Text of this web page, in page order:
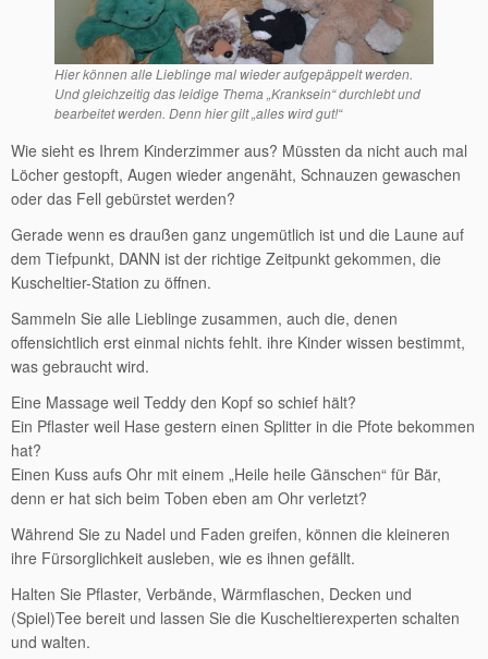
Hier können alle Lieblinge mal wieder aufgepäppelt werden.
Und gleichzeitig das leidige Thema „Kranksein“ durchlebt und
bearbeitet werden. Denn hier gilt „alles wird gut!“
Wie sieht es Ihrem Kinderzimmer aus? Müssten da nicht auch mal
Löcher gestopft, Augen wieder angenäht, Schnauzen gewaschen
oder das Fell gebürstet werden?
Gerade wenn es draußen ganz ungemütlich ist und die Laune auf
dem Tiefpunkt, DANN ist der richtige Zeitpunkt gekommen, die
Kuscheltier-Station zu öffnen.
Sammeln Sie alle Lieblinge zusammen, auch die, denen
offensichtlich erst einmal nichts fehlt. ihre Kinder wissen bestimmt,
was gebraucht wird.
Eine Massage weil Teddy den Kopf so schief hält?
Ein Pflaster weil Hase gestern einen Splitter in die Pfote bekommen
hat?
Einen Kuss aufs Ohr mit einem „Heile heile Gänschen“ für Bär,
denn er hat sich beim Toben eben am Ohr verletzt?
Während Sie zu Nadel und Faden greifen, können die kleineren
ihre Fürsorglichkeit ausleben, wie es ihnen gefällt.
Halten Sie Pflaster, Verbände, Wärmflaschen, Decken und
(Spiel)Tee bereit und lassen Sie die Kuscheltierexperten schalten
und walten.